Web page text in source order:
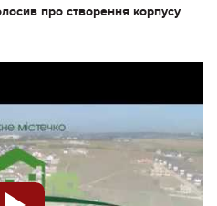
про створення корпусу